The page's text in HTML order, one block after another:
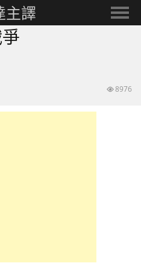
主譯
選
8976